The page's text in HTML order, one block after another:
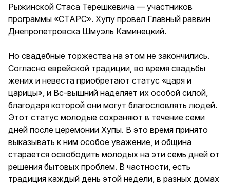
Рыжинской Стаса Терешкевича — участников
программы «СТАРС». Хупу провел Главный раввин
Днепропетровска Шмуэль Каминецкий.
Но свадебные торжества на этом не закончились.
Согласно еврейской традиции, во время свадьбы
жених и невеста приобретают статус «царя и
царицы», и Вс-вышний наделяет их особой силой,
благодаря которой они могут благословлять людей.
Этот статус молодые сохраняют в течение семи
дней после церемонии Хупы. В это время принято
выказывать к ним особое уважение, и община
старается освободить молодых на эти семь дней от
решения бытовых проблем. В частности, есть
традиция каждый день этой недели, в разных домах